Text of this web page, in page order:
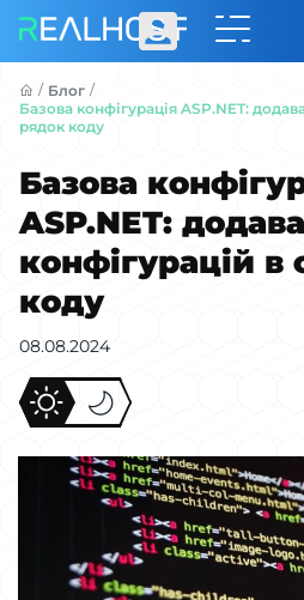
/ Блог /
Базова конфігурація ASP.NET:
рядок коду
Базова
ASP.NET:
конфігурацій
коду
08.08.2024